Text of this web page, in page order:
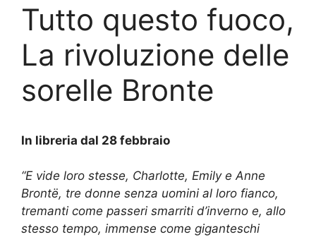
Tutto questo fuoco,
La rivoluzione delle
sorelle Bronte
In libreria dal 28 febbraio
“E vide loro stesse, Charlotte, Emily e Anne
Brontë, tre donne senza uomini al loro fianco,
tremanti come passeri smarriti d’inverno e, allo
stesso tempo, immense come giganteschi